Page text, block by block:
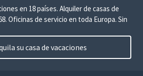
en 18 países. Alquiler de casas de
Oficinas de servicio en toda Europa. Sin
su casa de vacaciones